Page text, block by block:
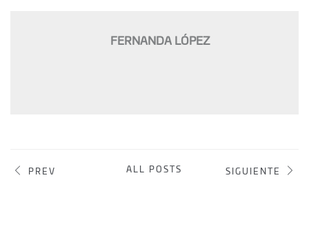
FERNANDA LÓPEZ
PREV ALL POSTS SIGUIENTE